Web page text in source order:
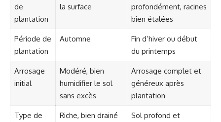
de
plantation
la surface
profondément, racines
bien étalées
Période de
plantation
Automne
Fin d’hiver ou début
du printemps
Arrosage
initial
Modéré, bien
humidifier le sol
sans excès
Arrosage complet et
généreux après
plantation
Type de
Riche, bien drainé
Sol profond et